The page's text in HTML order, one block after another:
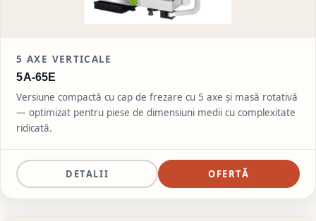
5AXE VERTICALE
5A-65E
Versiune compactă cu cap de frezare cu 5 axe și masă rotativă
— optimizat pentru piese de dimensiuni medii cu complexitate
ridicată.
DETALII OFERTĂ